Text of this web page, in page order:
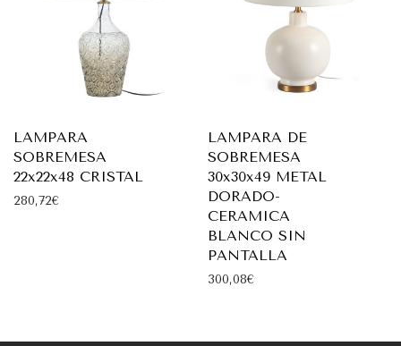
LAMPARA
SOBREMESA
22x22x48 CRISTAL
280,72€
LAMPARA DE
SOBREMESA
30x30x49 METAL
DORADO-
CERAMICA
BLANCO SIN
PANTALLA
300,08€